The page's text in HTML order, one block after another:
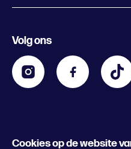
Cookies op de website
Contact
Zakelijk
Kids
Volg ons